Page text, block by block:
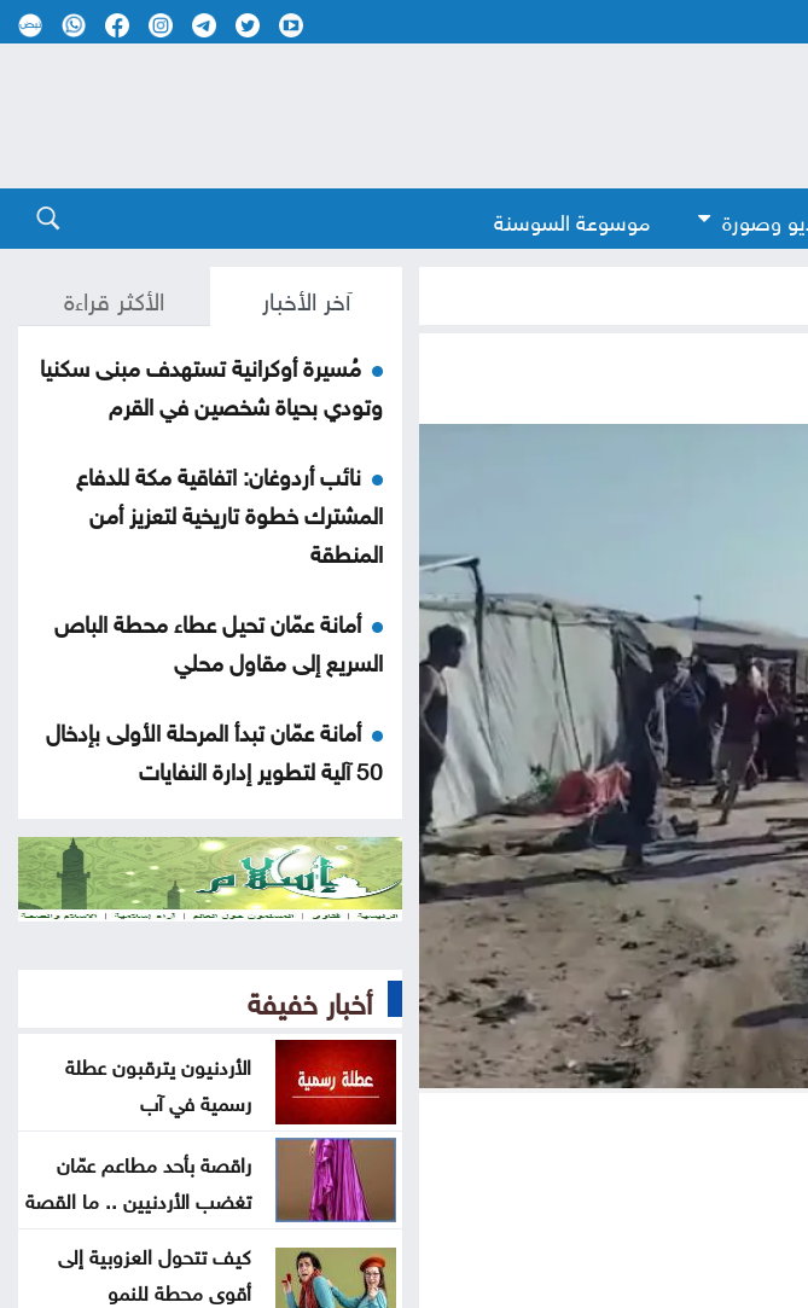
وصورة موسوعة السوسنة
آخر الأخبار الأكثر قراءة
مُسيرة أوكرانية تستهدف مبنى سكنيا
وتودي بحياة شخصين في القرم
نائب أردوغان: اتفاقية مكة للدفاع
المشترك خطوة تاريخية لتعزيز أمن
المنطقة
أمانة عمّان تحيل عطاء محطة الباص
السريع إلى مقاول محلي
أمانة عمّان تبدأ المرحلة الأولى بإدخال
50 آلية لتطوير إدارة النفايات
إشادة شعبية بالاشتراطات الجديدة
للشاورما مع دعوات لتشديد الرقابة
في غزة
إسبانيا تهدد بإجراءات مضادة إذا
واصلت إيطاليا تعليق شنغن
خدمات المخيمات تشيد بمواقف
الأردن الداعمة للقدس وفلسطين
الرياض تنفي ارتباط الاتفاق مع أنقرة
أخبار خفيفة
الأردنيون يترقبون عطلة
رسمية في آب
راقصة بأحد مطاعم عمّان
تغضب الأردنيين .. ما القصة
كيف تتحول العزوبية إلى
أقوى محطة للنمو